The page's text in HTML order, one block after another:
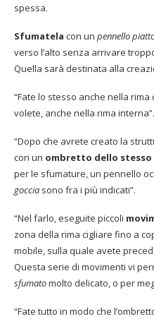
spessa.
Sfumatela con un pennello
verso l’alto senza arrivare
Quella sarà destinata alla
“Fate lo stesso anche nella rima
volete, anche nella rima interna”.
“Dopo che avrete creato la
con un ombretto dello
per le sfumature, un pennello
goccia sono fra i più indicati”.
“Nel farlo, eseguite piccoli
zona della rima cigliare fino a
mobile, sulla quale avete
Questa serie di movimenti vi
sfumatomolto delicato, o per
“Fate tutto in modo che